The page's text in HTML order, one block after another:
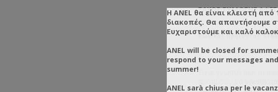
ΣΆΚΟΣ ΣΥΛΛΟΓΉΣ
Κωδικός προϊόντος:
Η ANEL θα είναι κλειστή
διακοπές. Θα απαντήσουμε
Ευχαριστούμε και καλό
ANEL will be closed for
respond to your messages
summer!
ANEL sarà chiusa per le